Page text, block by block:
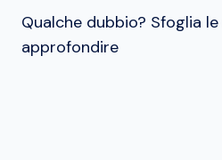
Qualche dubbio? Sfoglia
approfondire